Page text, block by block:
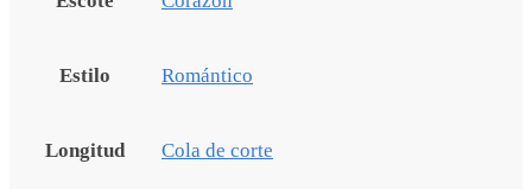
Estilo Romántico
Longitud Cola de corte